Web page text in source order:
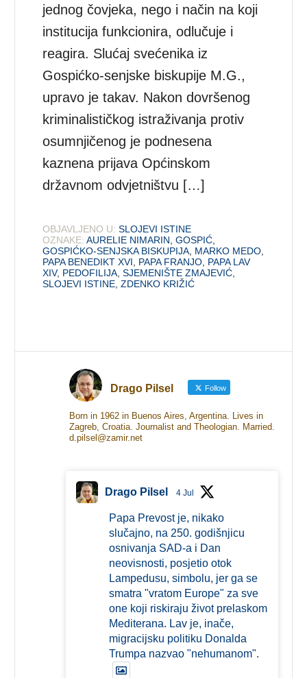
jednog čovjeka, nego i način na koji
institucija funkcionira, odlučuje i
reagira. Slućaj svećenika iz
Gospićko-senjske biskupije M.G.,
upravo je takav. Nakon dovršenog
kriminalističkog istraživanja protiv
osumnjičenog je podnesena
kaznena prijava Općinskom
državnom odvjetništvu […]
OBJAVLJENO U: SLOJEVI ISTINE
OZNAKE: AURELIE NIMARIN ,GOSPIĆ
GOSPIĆKO-SENJSKA BISKUPIJA MARKO MEDO
PAPA BENEDIKT XVI
PAPA FRANJO PAPA LAV
XIV, PEDOFILIJA ,SJEMENIŠTE ZMAJEVIĆ
SLOJEVI ISTINE ,ZDENKO KRIŽIĆ
Drago Pilsel Follow
Born in 1962 in Buenos Aires, Argentina. Lives in
Zagreb, Croatia. Journalist and Theologian. Married.
d.pilsel@zamir.net
Drago Pilsel 4 Jul
Papa Prevost je, nikako
slučajno, na 250. godišnjicu
osnivanja SAD-a i Dan
neovisnosti, posjetio otok
Lampedusu, simbolu, jer ga se
smatra "vratom Europe" za sve
one koji riskiraju život prelaskom
Mediterana. Lav je, inače,
migracijsku politiku Donalda
Trumpa nazvao "nehumanom".